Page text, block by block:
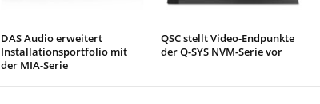
DAS Audio erweitert
Installationsportfolio mit
der MIA-Serie
QSC stellt Video-Endpunkte
der Q-SYS NVM-Serie vor